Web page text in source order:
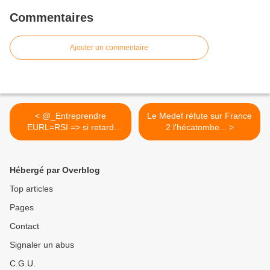
Commentaires
Ajouter un commentaire
< @_Entreprendre
EURL=RSI => si retard
cotisation...
Le Medef réfute sur France
2 l'hécatombe... >
Hébergé par Overblog
Top articles
Pages
Contact
Signaler un abus
C.G.U.